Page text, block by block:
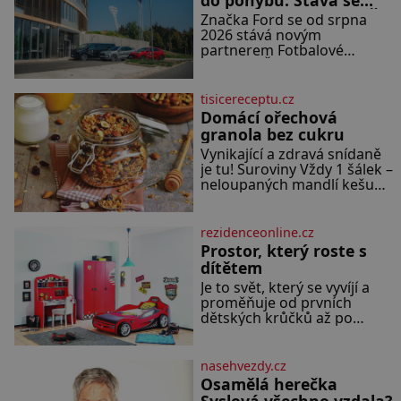
látky. Zraněná žena pár dní
nato umírá. Je to muž
nebývale krutý. Jeho činy
budí hrůzu ještě dlouho po
novým partnerem FAČR
Značka Ford se od srpna
2026 stává novým
partnerem Fotbalové
zajistí mobilitu asociace,
reprezentačních týmů i
českého fotbalu v
regionech. Partner
tisicereceptu.cz
Domácí ořechová
granola bez cukru
Vynikající a zdravá snídaně
je tu! Suroviny Vždy 1 šálek –
neloupaných mandlí kešu
ořechů vlašských ořechů
semínek dýně rozinek 3
šálky ovesných vloček 1 lžíce
mlet
rezidenceonline.cz
Prostor, který roste s
dítětem
Je to svět, který se vyvíjí a
proměňuje od prvních
dětských krůčků až po
kreativitu, soustředění i
odpočinek a reaguje na
každou etapu života a
nasehvezdy.cz
Osamělá herečka